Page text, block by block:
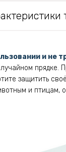
и не
прядке.
защитить
и птицам,